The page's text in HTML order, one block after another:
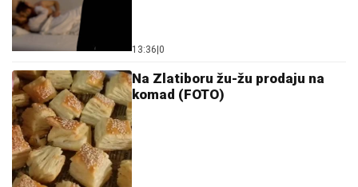
13:36|0
Na Zlatiboru žu-žu prodaju na
komad (FOTO)